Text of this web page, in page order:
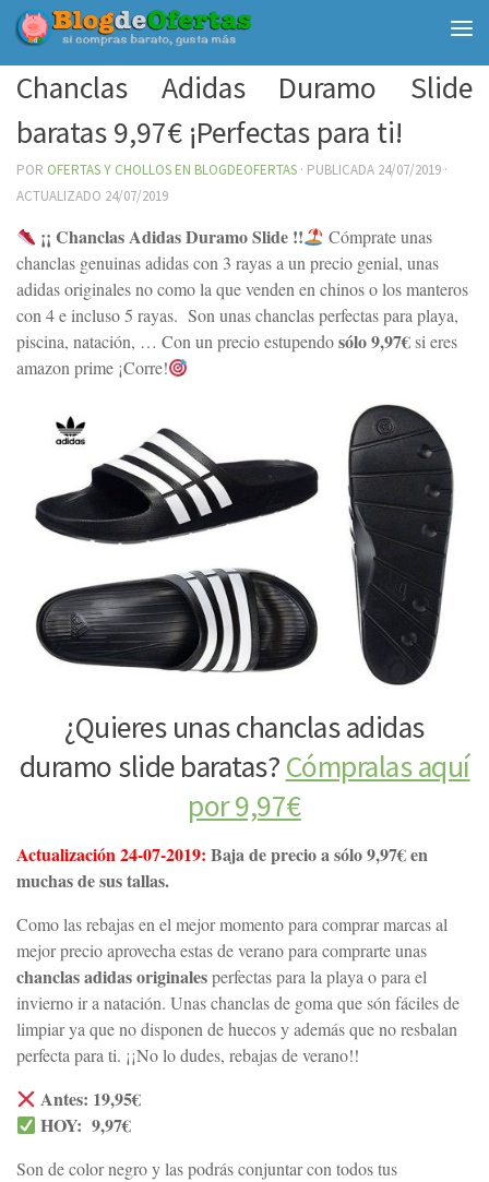
Debajo del contenido
Chanclas Adidas Duramo Slide
baratas 9,97€ ¡Perfectas para ti!
POR OFERTAS Y CHOLLOS EN BLOGDEOFERTAS · PUBLICADA 24/07/2019 ·
ACTUALIZADO 24/07/2019
¡¡ Chanclas Adidas Duramo Slide !!
Cómprate unas
chanclas genuinas adidas con 3 rayas a un precio genial, unas
adidas originales no como la que venden en chinos o los manteros
con 4 e incluso 5 rayas. Son unas chanclas perfectas para playa,
piscina, natación, … Con un precio estupendosólo 9,97€si eres
amazon prime ¡Corre!
¿Quieres unas chanclas adidas
duramo slide baratas? Cómpralas aquí
por 9,97€
Actualización 24-07-2019: Baja de precio a sólo 9,97€ en
muchas de sus tallas.
Como las rebajas en el mejor momento para comprar marcas al
mejor precio aprovecha estas de verano para comprarte unas
chanclas adidas originalesperfectas para la playa o para el
invierno ir a natación. Unas chanclas de goma que són fáciles de
limpiar ya que no disponen de huecos y además que no resbalan
perfecta para ti. ¡¡No lo dudes, rebajas de verano!!
Antes: 19,95€
HOY: 9,97€
Son de color negro y las podrás conjuntar con todos tus